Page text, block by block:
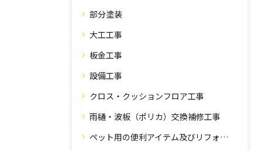
部分塗装
大工工事
板金工事
設備工事
クロス・クッションフロア工事
雨樋・波板（ポリカ）交換補修工事
ペット用の便利アイテム及びリフォーム工事